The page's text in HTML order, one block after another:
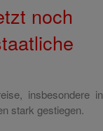
noch
insbesondere in
stark gestiegen.